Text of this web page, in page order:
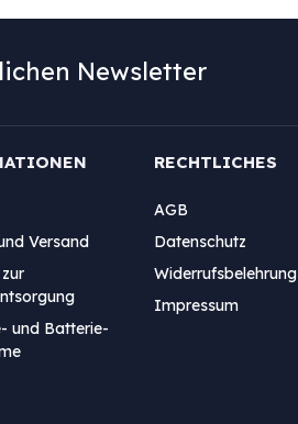
Newsletter
Versand
und Batterie-
RECHTLICHES
AGB
Datenschutz
Widerrufsbelehrung
Impressum